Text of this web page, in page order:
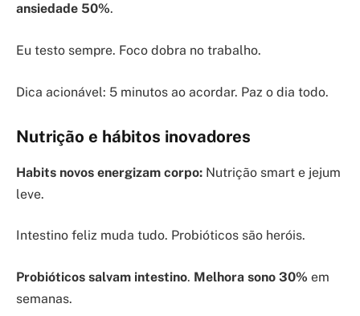
ansiedade 50%.
Eu testo sempre. Foco dobra no trabalho.
Dica acionável: 5 minutos ao acordar. Paz o dia todo.
Nutrição e hábitos inovadores
Habits novos energizam corpo: Nutrição smart e jejum
leve.
Intestino feliz muda tudo. Probióticos são heróis.
Probióticos salvam intestino. Melhora sono 30% em
semanas.